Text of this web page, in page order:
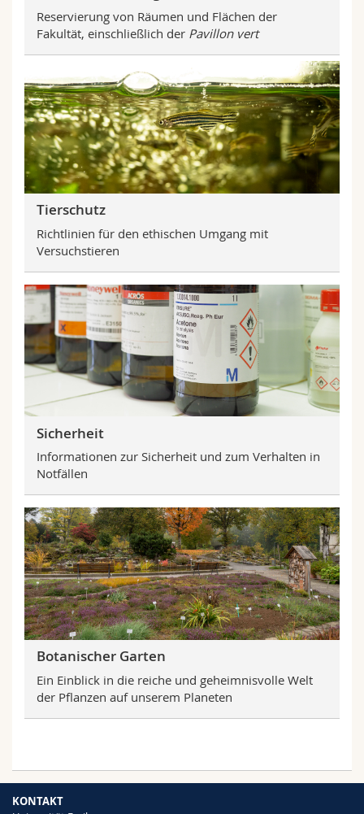
Reservierung von Räumen und Flächen der
Fakultät, einschließlich der Pavillon vert
Tierschutz
Richtlinien für den ethischen Umgang mit
Versuchstieren
Sicherheit
Informationen zur Sicherheit und zum Verhalten in
Notfällen
Botanischer Garten
Ein Einblick in die reiche und geheimnisvolle Welt
der Pflanzen auf unserem Planeten
KONTAKT